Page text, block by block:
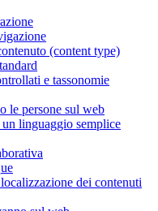
(content type)
e tassonomie
le persone sul web
linguaggio semplice
dei contenuti